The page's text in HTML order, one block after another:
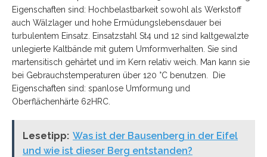
Eigenschaften sind: Hochbelastbarkeit sowohl als Werkstoff
auch Wälzlager und hohe Ermüdungslebensdauer bei
turbulentem Einsatz. Einsatzstahl St4 und 12 sind kaltgewalzte
unlegierte Kaltbände mit gutem Umformverhalten. Sie sind
martensitisch gehärtet und im Kern relativ weich. Man kann sie
bei Gebrauchstemperaturen über 120 °C benutzen. Die
Eigenschaften sind: spanlose Umformung und
Oberflächenhärte 62HRC.
Lesetipp: Was ist der Bausenberg in der Eifel
und wie ist dieser Berg entstanden?